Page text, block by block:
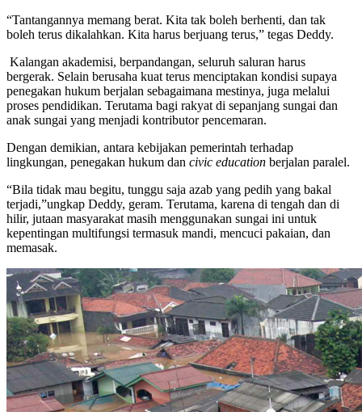
“Tantangannya memang berat. Kita tak boleh berhenti, dan tak
boleh terus dikalahkan. Kita harus berjuang terus,” tegas Deddy.
Kalangan akademisi, berpandangan, seluruh saluran harus
bergerak. Selain berusaha kuat terus menciptakan kondisi supaya
penegakan hukum berjalan sebagaimana mestinya, juga melalui
proses pendidikan. Terutama bagi rakyat di sepanjang sungai dan
anak sungai yang menjadi kontributor pencemaran.
Dengan demikian, antara kebijakan pemerintah terhadap
lingkungan, penegakan hukum dan civic education berjalan paralel.
“Bila tidak mau begitu, tunggu saja azab yang pedih yang bakal
terjadi,”ungkap Deddy, geram. Terutama, karena di tengah dan di
hilir, jutaan masyarakat masih menggunakan sungai ini untuk
kepentingan multifungsi termasuk mandi, mencuci pakaian, dan
memasak.